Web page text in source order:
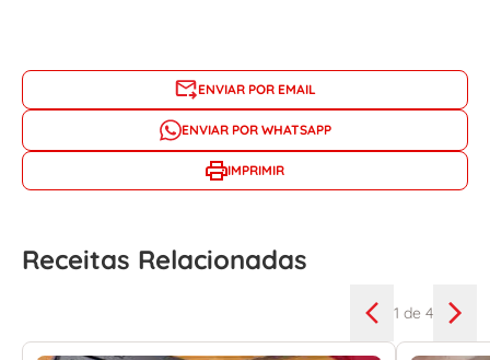
ENVIAR POR EMAIL
ENVIAR POR WHATSAPP
IMPRIMIR
Receitas Relacionadas
1 de 4